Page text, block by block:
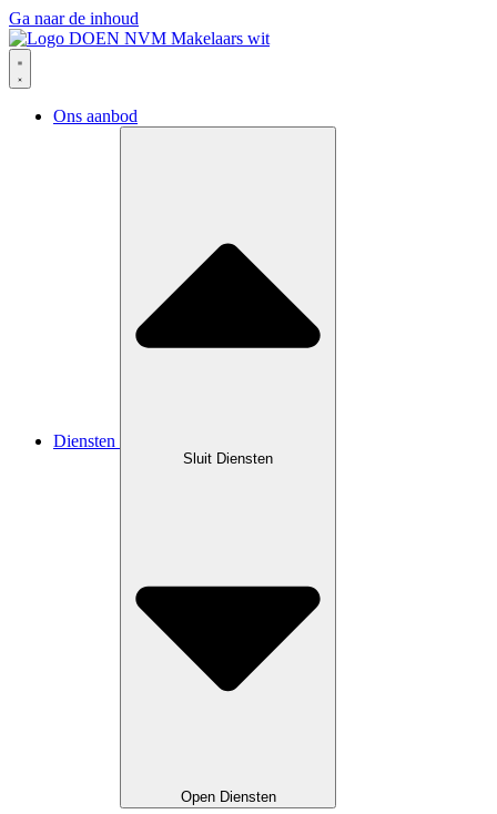
Ga naar de inhoud
Ons aanbod
Diensten
Sluit Diensten
Open Diensten